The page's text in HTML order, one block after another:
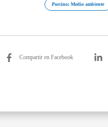
Porcino; Medio ambiente
Compartir en Facebook